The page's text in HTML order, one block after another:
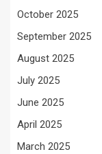
October 2025
September 2025
August 2025
July 2025
June 2025
April 2025
March 2025